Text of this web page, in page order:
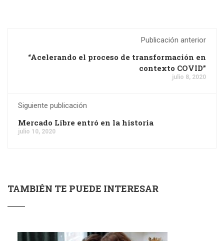
Publicación anterior
“Acelerando el proceso de transformación en
contexto COVID”
julio 8, 2020
Siguiente publicación
Mercado Libre entró en la historia
julio 10, 2020
TAMBIÉN TE PUEDE INTERESAR